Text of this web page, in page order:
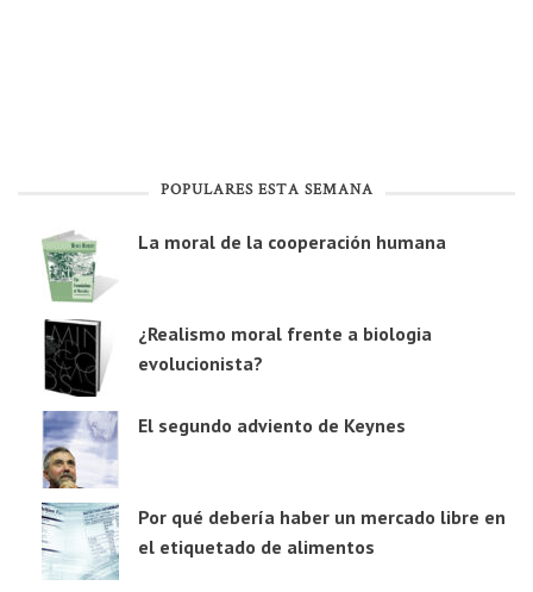
POPULARES ESTA SEMANA
La moral de la cooperación humana
¿Realismo moral frente a biologia
evolucionista?
El segundo adviento de Keynes
Por qué debería haber un mercado libre en
el etiquetado de alimentos